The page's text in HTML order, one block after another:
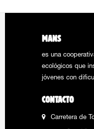
MANS
es una
ecológicos que
jóvenes con
CONTACTO
Carretera de